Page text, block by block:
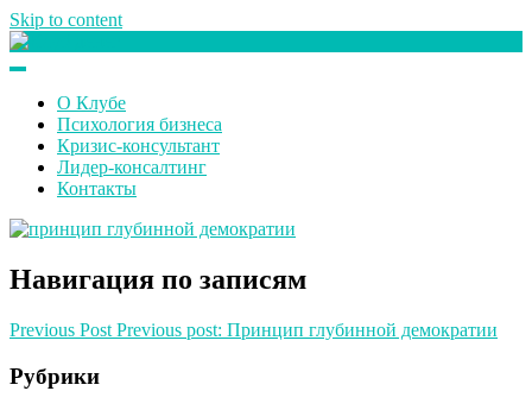
Skip to content
О Клубе
Психология бизнеса
Кризис-консультант
Лидер-консалтинг
Контакты
Навигация по записям
Previous Post Previous post: Принцип глубинной демократии
Рубрики